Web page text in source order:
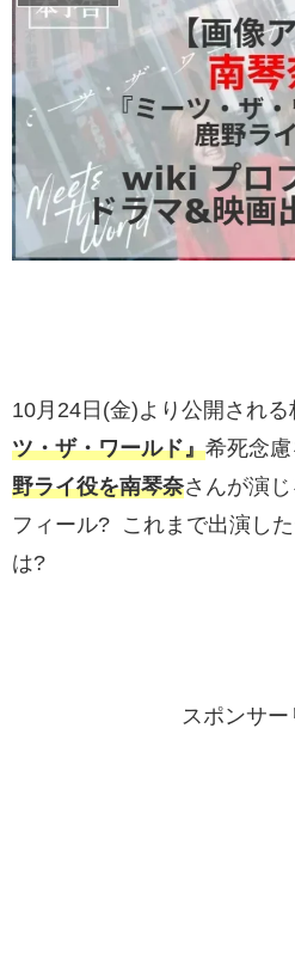
10月24日(金)より公開され
ツ・ザ・ワールド』希死念慮
野ライ役を南琴奈さんが演
フィール? これまで出演し
は?
スポンサー